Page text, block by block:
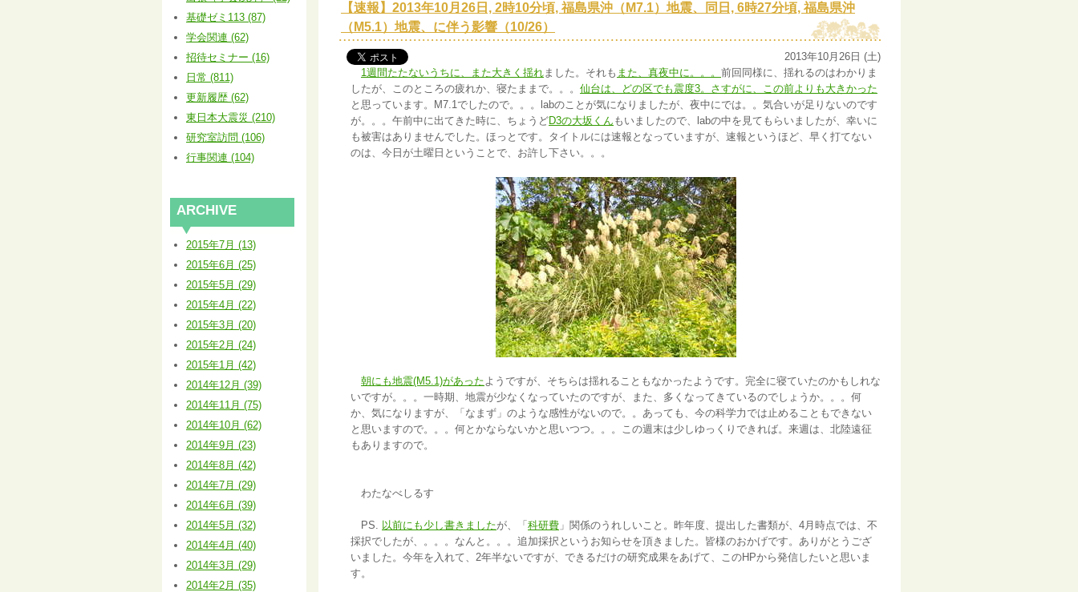
【速報】2013年10月26日, 2時10分頃, 福島県沖（M7.1）地震、同日, 6時27分頃, 福島県沖
（M5.1）地震、に伴う影響（10/26）
2013年10月26日 (土)
1週間たたないうちに、また大きく揺れました。それも また、真夜中に。。。 前回同様に、揺れるのはわかりま
したが、このところの疲れか、寝たままで。。。 仙台は、どの区でも震度3。さすがに、この前よりも大きかった
と思っています。M7.1でしたので。。。labのことが気になりましたが、夜中にでは。。気合いが足りないのです
が。。。午前中に出てきた時に、ちょうどD3の大坂くん もいましたので、labの中を見てもらいましたが、幸いに
も被害はありませんでした。ほっとです。タイトルには速報となっていますが、速報というほど、早く打てない
のは、今日が土曜日ということで、お許し下さい。。。
朝にも地震(M5.1)があったようですが、そちらは揺れることもなかったようです。完全に寝ていたのかもしれな
いですが。。。一時期、地震が少なくなっていたのですが、また、多くなってきているのでしょうか。。。何
か、気になりますが、「なまず」のような感性がないので。。あっても、今の科学力では止めることもできない
と思いますので。。。何とかならないかと思いつつ。。。この週末は少しゆっくりできれば。来週は、北陸遠征
もありますので。
わたなべしるす
PS. 以前にも少し書きましたが、「 科研費 」関係のうれしいこと。昨年度、提出した書類が、4月時点では、不
採択でしたが、。。。なんと。。。追加採択というお知らせを頂きました。皆様のおかげです。ありがとうござ
いました。今年を入れて、2年半ないですが、できるだけの研究成果をあげて、このHPから発信したいと思いま
す。
基礎ゼミ113 (87)
学会関連 (62)
招待セミナー (16)
日常 (811)
更新履歴 (62)
東日本大震災 (210)
研究室訪問 (106)
行事関連 (104)
ARCHIVE
2015年7月 (13)
2015年6月 (25)
2015年5月 (29)
2015年4月 (22)
2015年3月 (20)
2015年2月 (24)
2015年1月 (42)
2014年12月 (39)
2014年11月 (75)
2014年10月 (62)
2014年9月 (23)
2014年8月 (42)
2014年7月 (29)
2014年6月 (39)
2014年5月 (32)
2014年4月 (40)
2014年3月 (29)
2014年2月 (35)